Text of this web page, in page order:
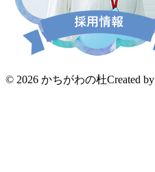
© 2026 かちがわの杜Created by